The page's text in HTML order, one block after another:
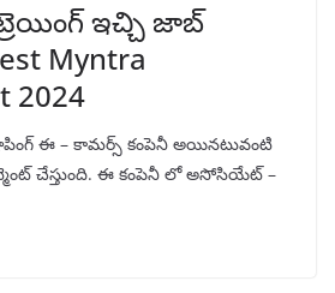
ఇచ్చి జాబ్
Myntra
2024
ఈ – కామర్స్ కంపెనీ అయినటువంటి
చేస్తుంది. ఈ కంపెనీ లో అసోసియేట్ –